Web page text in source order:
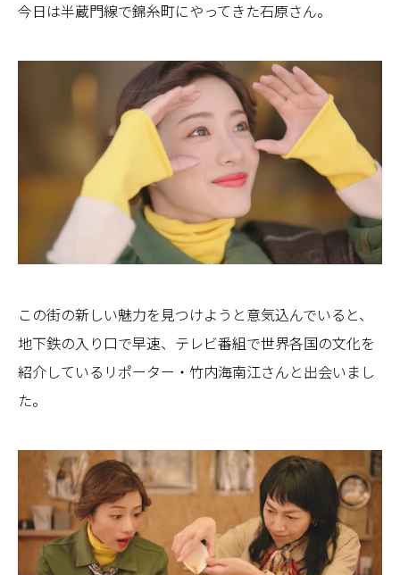
今日は半蔵門線で錦糸町にやってきた石原さん。
この街の新しい魅力を見つけようと意気込んでいると、
地下鉄の入り口で早速、テレビ番組で世界各国の文化を
紹介しているリポーター・竹内海南江さんと出会いまし
た。